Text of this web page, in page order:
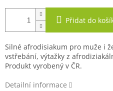
Přidat do
Silné afrodisiakum pro muže i
vstřebání, výtažky z
Produkt vyrobený v ČR.
Detailní informace